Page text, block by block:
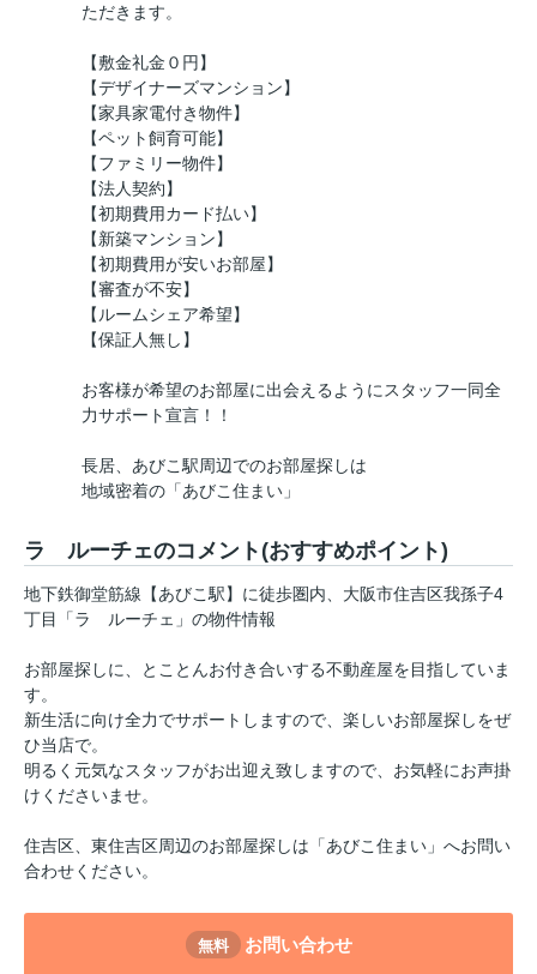
ただきます。
【敷金礼金０円】
【デザイナーズマンション】
【家具家電付き物件】
【ペット飼育可能】
【ファミリー物件】
【法人契約】
【初期費用カード払い】
【新築マンション】
【初期費用が安いお部屋】
【審査が不安】
【ルームシェア希望】
【保証人無し】
お客様が希望のお部屋に出会えるようにスタッフ一同全
力サポート宣言！！
長居、あびこ駅周辺でのお部屋探しは
地域密着の「あびこ住まい」
ラ ルーチェのコメント(おすすめポイント)
地下鉄御堂筋線【あびこ駅】に徒歩圏内、大阪市住吉区我孫子4
丁目「ラ ルーチェ」の物件情報
お部屋探しに、とことんお付き合いする不動産屋を目指していま
す。
新生活に向け全力でサポートしますので、楽しいお部屋探しをぜ
ひ当店で。
明るく元気なスタッフがお出迎え致しますので、お気軽にお声掛
けくださいませ。
住吉区、東住吉区周辺のお部屋探しは「あびこ住まい」へお問い
合わせください。
無料 お問い合わせ